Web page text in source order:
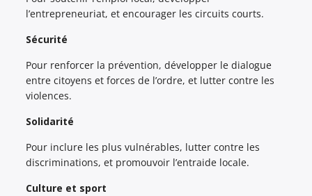
l’entrepreneuriat, et encourager les circuits courts.
Sécurité
Pour renforcer la prévention, développer le dialogue
entre citoyens et forces de l’ordre, et lutter contre les
violences.
Solidarité
Pour inclure les plus vulnérables, lutter contre les
discriminations, et promouvoir l’entraide locale.
Culture et sport